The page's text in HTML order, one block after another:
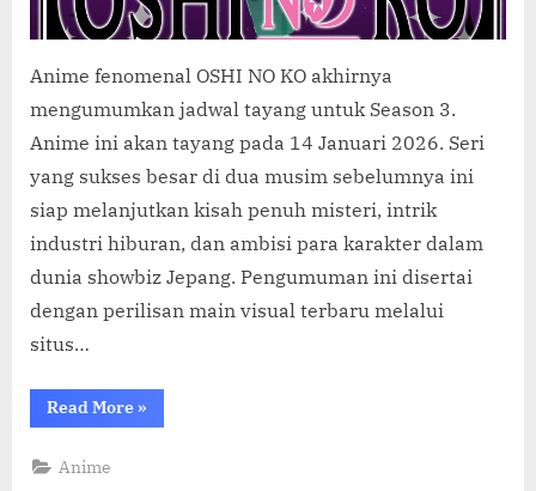
Anime fenomenal OSHI NO KO akhirnya
mengumumkan jadwal tayang untuk Season 3.
Anime ini akan tayang pada 14 Januari 2026. Seri
yang sukses besar di dua musim sebelumnya ini
siap melanjutkan kisah penuh misteri, intrik
industri hiburan, dan ambisi para karakter dalam
dunia showbiz Jepang. Pengumuman ini disertai
dengan perilisan main visual terbaru melalui
situs…
Read More“OSHI
NO
»
Anime